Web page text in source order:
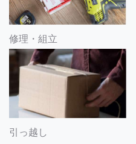
修理・組立
引っ越し